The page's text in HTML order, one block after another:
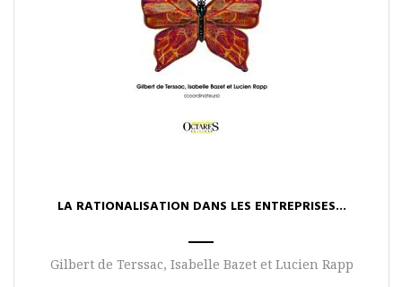
LA RATIONALISATION DANS LES ENTREPRISES...
Gilbert de Terssac, Isabelle Bazet et Lucien Rapp